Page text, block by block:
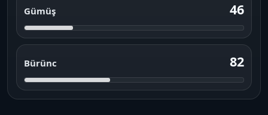
Gümüş 46
Bürünc 82